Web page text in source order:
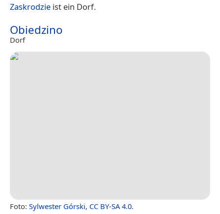
Zaskrodzie ist ein Dorf.
Obiedzino
Dorf
Foto: Sylwester Górski, CC BY-SA 4.0.